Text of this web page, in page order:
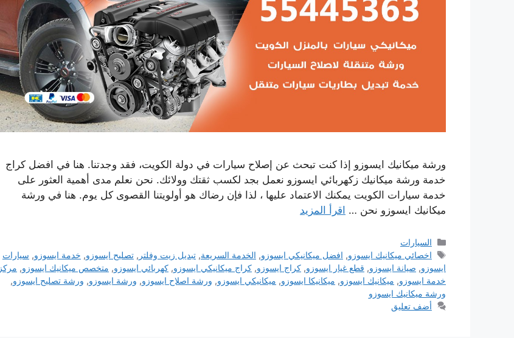
ورشة ميكانيك ايسوزو إذا كنت تبحث عن إصلاح سيارات في دولة الكويت، فقد وجدتنا. هنا في افضل كراج
خدمة ورشة ميكانيك زكهربائي ايسوزو نعمل بجد لكسب ثقتك وولائك. نحن نعلم مدى أهمية العثور على
خدمة سيارات الكويت يمكنك الاعتماد عليها ، لذا فإن رضاك ​​هو أولويتنا القصوى كل يوم. هنا في ورشة
ميكانيك ايسوزو نحن … اقرأ المزيد
التصنيفات
السيارات
الوسوم
اخصائي ميكانيك ايسوزو, افضل ميكانيكي ايسوزو, الخدمة السريعة,تبديل زيت وفلتر ,تصليح ايسوزو, خدمة ايسوزو, سيارات
ايسوزو, صيانة ايسوزو, قطع غيار ايسوزو, كراج ايسوزو, كراج ميكانيكي ايسوزو, كهربائي ايسوزو, متخصص ميكانيك ايسوزو, مركز
خدمة ايسوزو, ميكانيك ايسوزو, ميكانيكا ايسوزو, ميكانيكي ايسوزو, ورشة اصلاح ايسوزو, ورشة ايسوزو, ورشة تصليح ايسوزو,
ورشة ميكانيك ايسوزو
أضف تعليق